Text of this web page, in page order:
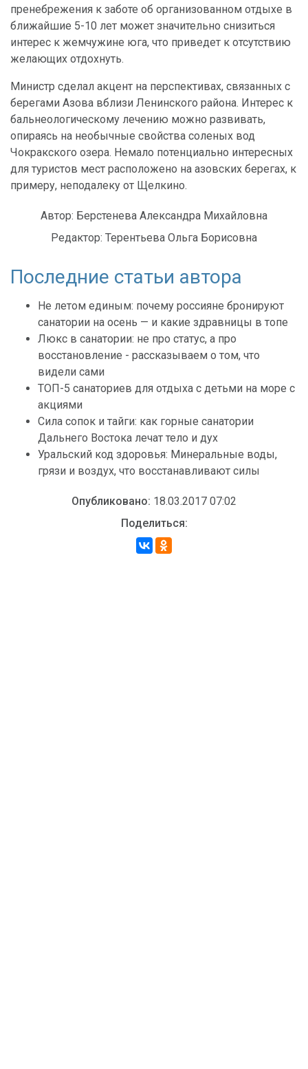
пренебрежения к заботе об организованном отдыхе в
ближайшие 5-10 лет может значительно снизиться
интерес к жемчужине юга, что приведет к отсутствию
желающих отдохнуть.
Министр сделал акцент на перспективах, связанных с
берегами Азова вблизи Ленинского района. Интерес к
бальнеологическому лечению можно развивать,
опираясь на необычные свойства соленых вод
Чокракского озера. Немало потенциально интересных
для туристов мест расположено на азовских берегах, к
примеру, неподалеку от Щелкино.
Автор: Берстенева Александра Михайловна
Редактор: Терентьева Ольга Борисовна
Последние статьи автора
Не летом единым: почему россияне бронируют
санатории на осень — и какие здравницы в топе
Люкс в санатории: не про статус, а про
восстановление - рассказываем о том, что
видели сами
ТОП-5 санаториев для отдыха с детьми на море с
акциями
Сила сопок и тайги: как горные санатории
Дальнего Востока лечат тело и дух
Уральский код здоровья: Минеральные воды,
грязи и воздух, что восстанавливают силы
Опубликовано: 18.03.2017 07:02
Поделиться: